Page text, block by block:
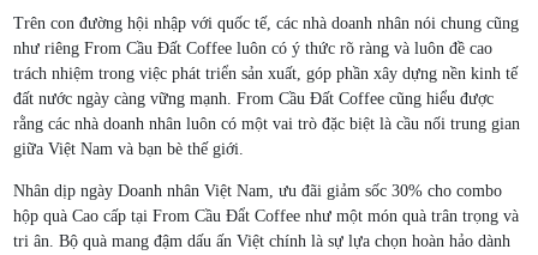
Trên con đường hội nhập với quốc tế, các nhà doanh nhân nói chung cũng
như riêng From Cầu Đất Coffee luôn có ý thức rõ ràng và luôn đề cao
trách nhiệm trong việc phát triển sản xuất, góp phần xây dựng nền kinh tế
đất nước ngày càng vững mạnh. From Cầu Đất Coffee cũng hiểu được
rằng các nhà doanh nhân luôn có một vai trò đặc biệt là cầu nối trung gian
giữa Việt Nam và bạn bè thế giới.
Nhân dịp ngày Doanh nhân Việt Nam, ưu đãi giảm sốc 30% cho combo
hộp quà Cao cấp tại From Cầu Đẩt Coffee như một món quà trân trọng và
tri ân. Bộ quà mang đậm dấu ấn Việt chính là sự lựa chọn hoàn hảo dành